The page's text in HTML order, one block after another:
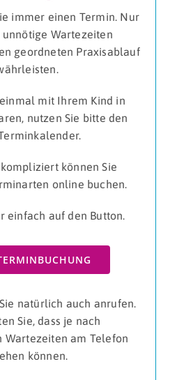
immer einen Termin. Nur
unnötige Wartezeiten
geordneten Praxisablauf
mit Ihrem Kind in
nutzen Sie bitte den
können Sie
online buchen.
einfach auf den Button.
natürlich auch anrufen.
Sie, dass je nach
Wartezeiten am Telefon
können.